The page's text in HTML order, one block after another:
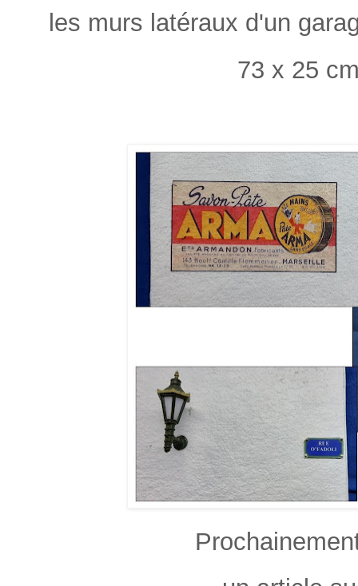
les murs latéraux d'un
73 x 25